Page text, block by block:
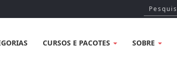
CURSOS E PACOTES SOBRE